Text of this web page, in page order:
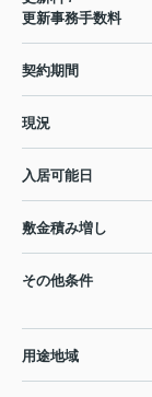
更新事務手数料
契約期間
現況
入居可能日
敷金積み増し
その他条件
用途地域